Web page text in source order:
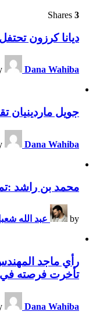
3
ديانا كرزون
Dana Wahiba
جويل
Dana Wahiba
محمد بن راشد
by عبد الله
رأي ماجد
تأخرت فرصته في
Dana Wahiba